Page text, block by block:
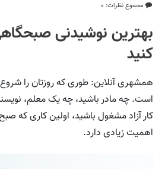
مجموع نظرات: ۰
بهترین نوشیدنی
کنید
همشهری آنلاین: طوری که روزتان را
است. چه مادر باشید، چه یک معلم،
کار آزاد مشغول باشید، اولین کاری که
اهمیت زیادی دارد.